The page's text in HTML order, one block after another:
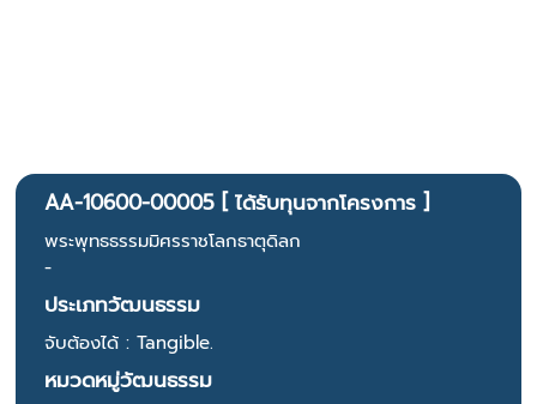
AA-10600-00005 [ ได้รับทุนจากโครงการ ]
พระพุทธธรรมมิศรราชโลกธาตุดิลก
-
ประเภทวัฒนธรรม
จับต้องได้ : Tangible.
หมวดหมู่วัฒนธรรม